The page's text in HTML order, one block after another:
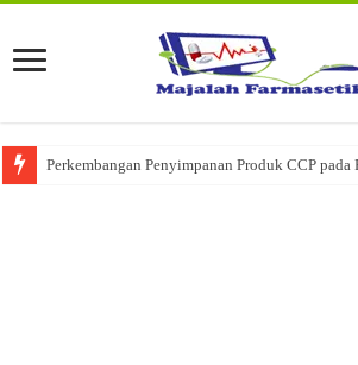
Perkembangan Penyimpanan Produk CCP